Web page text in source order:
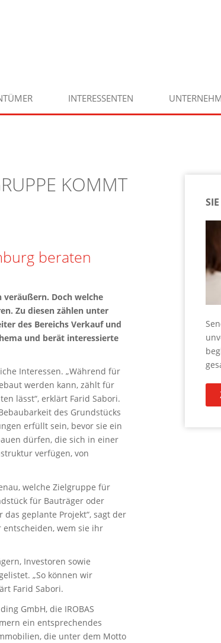
INTERESSENTEN
KOMMT
beraten
Doch welche
Zu diesen zählen unter
des Bereichs Verkauf und
und berät interessierte
Interessen. „Während für
werden kann, zählt für
lässt“, erklärt Farid Sabori.
des Grundstücks
erfüllt sein, bevor sie ein
dürfen, die sich in einer
verfügen, von
welche Zielgruppe für
für Bauträger oder
geplante Projekt“, sagt der
entscheiden, wem sie ihr
Investoren sowie
„So können wir
Farid Sabori.
GmbH, die IROBAS
ein entsprechendes
die unter dem Motto